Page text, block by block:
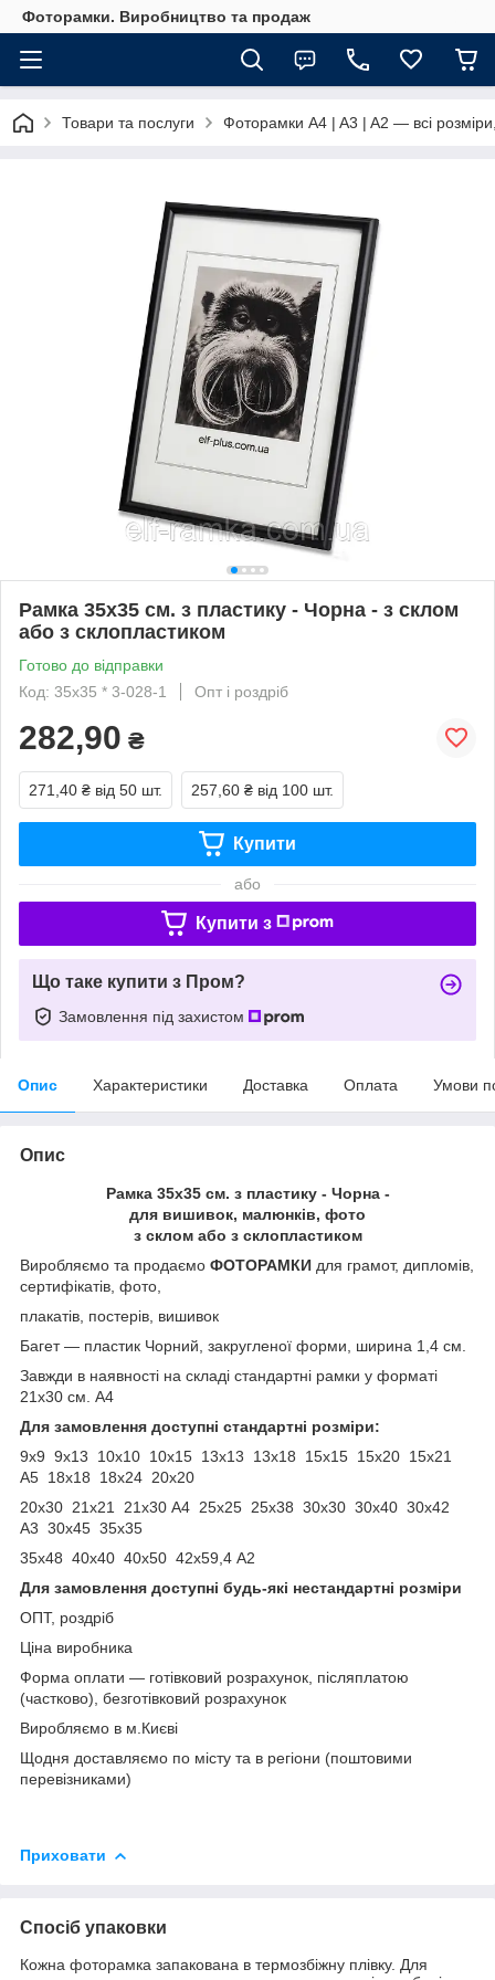
Фоторамки. Виробництво та продаж
Товари та послуги Фоторамки A4 | A3 | A2 — всі
Рамка 35х35 см. з пластику - Чорна - з склом
або з склопластиком
Готово до відправки
Код: 35х35 * 3-028-1
Опт і роздріб
282,90 ₴
271,40 ₴ від 50 шт. 257,60 ₴ від 100 шт.
Купити
або
Купити з
Що таке купити з Пром?
Замовлення під захистом
Опис Характеристики Доставка Оплата Умови
Опис
Рамка 35х35 см. з пластику - Чорна -
для вишивок, малюнків, фото
з склом або з склопластиком
Виробляємо та продаємо ФОТОРАМКИ для грамот, дипломів,
сертифікатів, фото,
плакатів, постерів, вишивок
Багет ― пластик Чорний, закругленої форми, ширина 1,4 см.
Завжди в наявності на складі стандартні рамки у форматі
21х30 см. А4
Для замовлення доступні стандартні розміри:
9х9 9х13 10х10 10х15 13х13 13х18 15х15 15х20 15х21
А5 18х18 18х24 20х20
20х30 21х21 21х30 А4 25х25 25х38 30х30 30х40 30х42
А3 30х45 35х35
35х48 40х40 40х50 42х59,4 А2
Для замовлення доступні будь-які нестандартні розміри
ОПТ, роздріб
Ціна виробника
Форма оплати ― готівковий розрахунок, післяплатою
(частково), безготівковий розрахунок
Виробляємо в м.Києві
Щодня доставляємо по місту та в регіони (поштовими
перевізниками)
Приховати
Спосіб упаковки
Кожна фоторамка запакована в термозбіжну плівку. Для